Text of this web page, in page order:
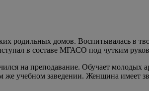
родильных домов. Воспитывалась в
в составе МГАСО под чутким
на преподавание. Обучает
учебном заведении. Женщина имеет